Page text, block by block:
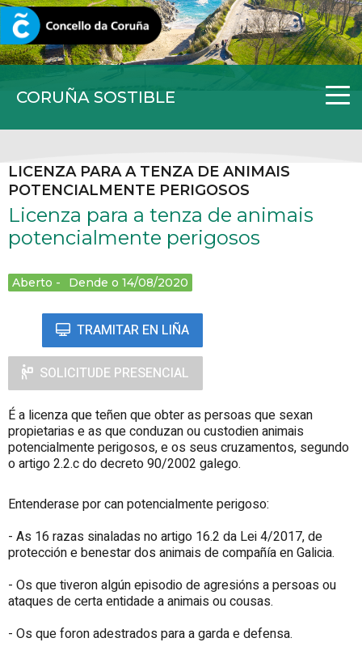
CORUÑA SOSTIBLE
CORUNA.GAL
LICENZA PARA A TENZA DE ANIMAIS
POTENCIALMENTE PERIGOSOS
Licenza para a tenza de animais
potencialmente perigosos
Aberto Dende o 14/08/2020
TRAMITAR EN LIÑA
SOLICITUDE PRESENCIAL
É a licenza que teñen que obter as persoas que sexan
propietarias e as que conduzan ou custodien animais
potencialmente perigosos, e os seus cruzamentos, segundo
o artigo 2.2.c do decreto 90/2002 galego.
Entenderase por can potencialmente perigoso:
- As 16 razas sinaladas no artigo 16.2 da Lei 4/2017, de
protección e benestar dos animais de compañía en Galicia.
- Os que tiveron algún episodio de agresións a persoas ou
ataques de certa entidade a animais ou cousas.
- Os que foron adestrados para a garda e defensa.